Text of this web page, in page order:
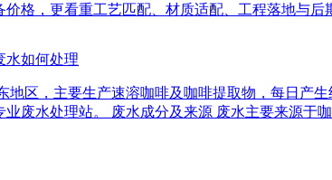
价格，更看重工艺匹配、材质适配、工程落地与
水如何处理
地区，主要生产速溶咖啡及咖啡提取物，每日产
业废水处理站。 废水成分及来源 废水主要来源于